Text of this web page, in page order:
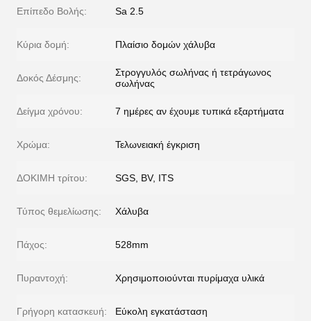
Επίπεδο Βολής: Sa 2.5
Κύρια δομή: Πλαίσιο δομών χάλυβα
Δοκός Δέσμης:
Στρογγυλός σωλήνας ή τετράγωνος
σωλήνας
Δείγμα χρόνου: 7 ημέρες αν έχουμε τυπικά εξαρτήματα
Χρώμα: Τελωνειακή έγκριση
ΔΟΚΙΜΗ τρίτου: SGS, BV, ITS
Τύπος θεμελίωσης: Χάλυβα
Πάχος: 528mm
Πυραντοχή: Χρησιμοποιούνται πυρίμαχα υλικά
Γρήγορη κατασκευή: Εύκολη εγκατάσταση